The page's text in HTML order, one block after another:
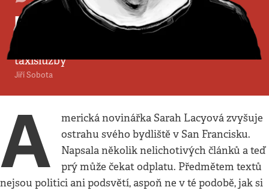
Ubersamci
taxislužby
Jiří Sobota
A
merická novinářka Sarah Lacyová zvyšuje
ostrahu svého bydliště v San Francisku.
Napsala několik nelichotivých článků a teď
prý může čekat odplatu. Předmětem textů
nejsou politici ani podsvětí, aspoň ne v té podobě, jak si